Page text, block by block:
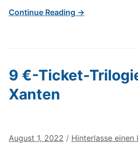
Continue Reading →
9 €-Ticket-
Xanten
August 1, 2022 / Hinterlasse einen